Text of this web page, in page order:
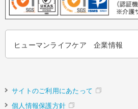
ヒューマンライフケア 企業情報
サイトのご利用にあたって
個人情報保護方針